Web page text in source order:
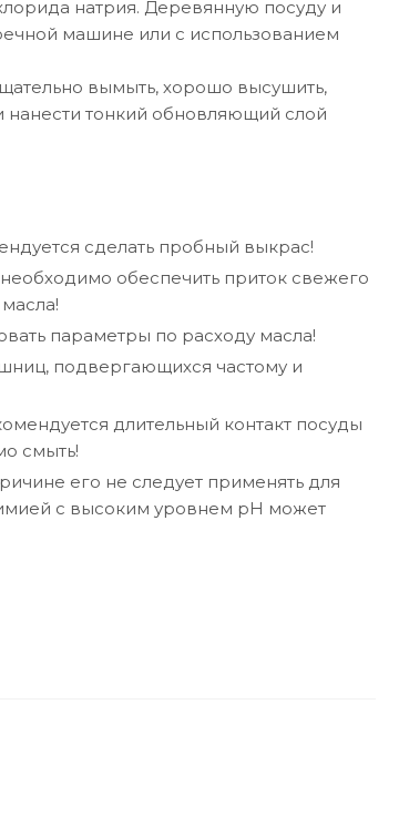
натрия. Деревянную посуду и
машине или с использованием
вымыть, хорошо высушить,
тонкий обновляющий слой
сделать пробный выкрас!
обеспечить приток свежего
параметры по расходу масла!
подвергающихся частому и
длительный контакт посуды
смыть!
его не следует применять для
с высоким уровнем pH может